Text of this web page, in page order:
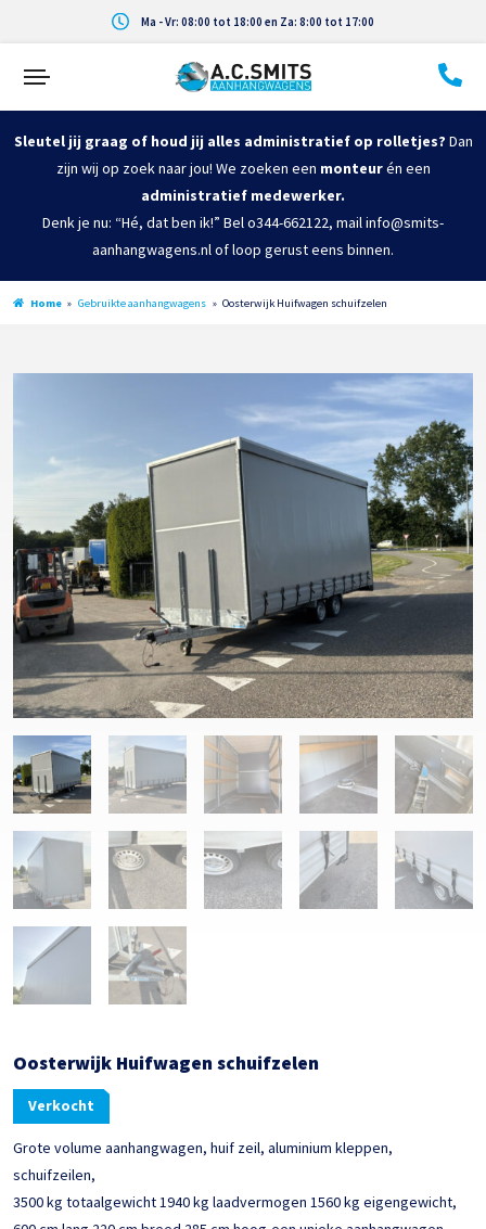
Ma - Vr: 08:00 tot 18:00 en Za: 8:00 tot 17:00
Sleutel jij graag of houd jij alles administratief op rolletjes? Dan
zijn wij op zoek naar jou! We zoeken een monteurén een
administratief medewerker.
Denk je nu: “Hé, dat ben ik!” Bel o344-662122, mail info@smits-
aanhangwagens.nl of loop gerust eens binnen.
Home » Gebruikte aanhangwagens » Oosterwijk Huifwagen schuifzelen
Oosterwijk Huifwagen schuifzelen
Verkocht
Grote volume aanhangwagen, huif zeil, aluminium kleppen,
schuifzeilen,
3500 kg totaalgewicht 1940 kg laadvermogen 1560 kg eigengewicht,